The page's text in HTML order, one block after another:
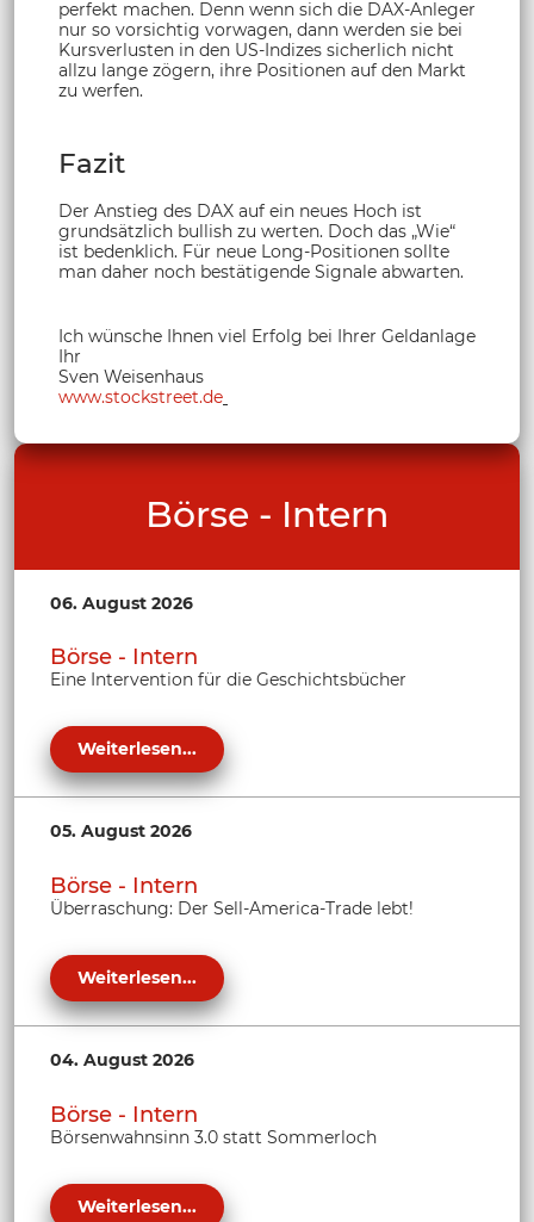
perfekt machen. Denn wenn sich die DAX-Anleger
nur so vorsichtig vorwagen, dann werden sie bei
Kursverlusten in den US-Indizes sicherlich nicht
allzu lange zögern, ihre Positionen auf den Markt
zu werfen.
Fazit
Der Anstieg des DAX auf ein neues Hoch ist
grundsätzlich bullish zu werten. Doch das „Wie“
ist bedenklich. Für neue Long-Positionen sollte
man daher noch bestätigende Signale abwarten.
Ich wünsche Ihnen viel Erfolg bei Ihrer Geldanlage
Ihr
Sven Weisenhaus
www.stockstreet.de
Börse - Intern
06. August 2026
Börse - Intern
Eine Intervention für die Geschichtsbücher
Weiterlesen...
05. August 2026
Börse - Intern
Überraschung: Der Sell-America-Trade lebt!
Weiterlesen...
04. August 2026
Börse - Intern
Börsenwahnsinn 3.0 statt Sommerloch
Weiterlesen...